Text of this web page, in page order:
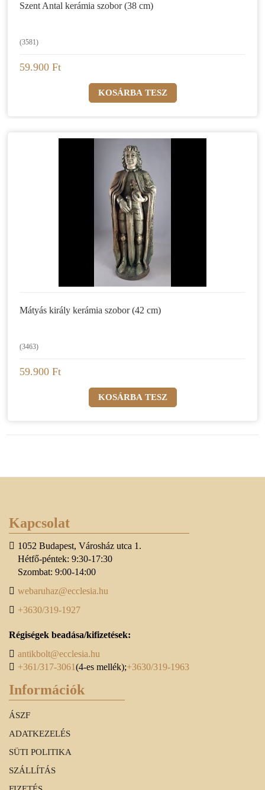
Szent Antal kerámia szobor (38 cm)
(3581)
59.900 Ft
Mátyás király kerámia szobor (42 cm)
(3463)
59.900 Ft
Kapcsolat
1052 Budapest, Városház utca 1.
Hétfő-péntek: 9:30-17:30
Szombat: 9:00-14:00
webaruhaz@ecclesia.hu
+3630/319-1927
Régiségek beadása/kifizetések:
antikbolt@ecclesia.hu
+361/317-3061(4-es mellék);+3630/319-1963
Információk
ÁSZF
ADATKEZELÉS
SÜTI POLITIKA
SZÁLLÍTÁS